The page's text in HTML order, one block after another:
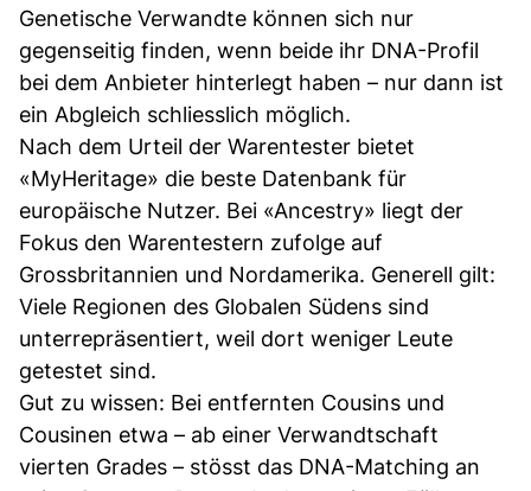
Genetische Verwandte können sich nur
gegenseitig finden, wenn beide ihr DNA-Profil
bei dem Anbieter hinterlegt haben – nur dann ist
ein Abgleich schliesslich möglich.
Nach dem Urteil der Warentester bietet
«MyHeritage» die beste Datenbank für
europäische Nutzer. Bei «Ancestry» liegt der
Fokus den Warentestern zufolge auf
Grossbritannien und Nordamerika. Generell gilt:
Viele Regionen des Globalen Südens sind
unterrepräsentiert, weil dort weniger Leute
getestet sind.
Gut zu wissen: Bei entfernten Cousins und
Cousinen etwa – ab einer Verwandtschaft
vierten Grades – stösst das DNA-Matching an